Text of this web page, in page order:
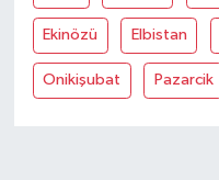
Ekinözü Elbistan
Onikişubat Pazarcik